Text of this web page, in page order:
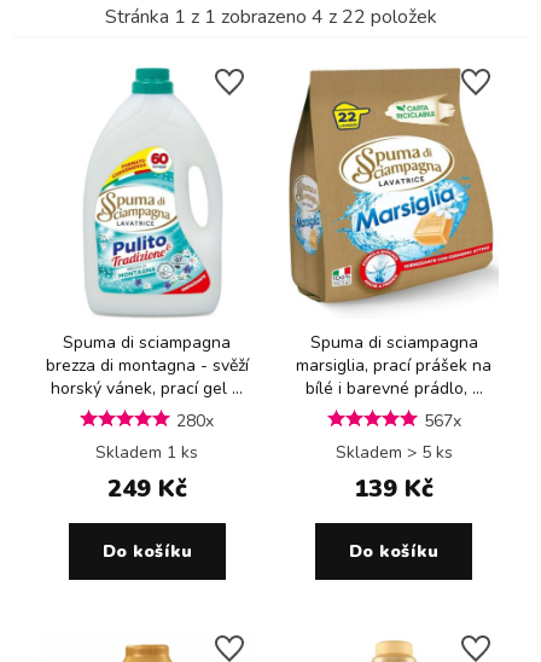
Stránka 1 z 1 zobrazeno 4 z 22 položek
Spuma di sciampagna
brezza di montagna - svěží
horský vánek, prací gel ...
280x
Skladem 1 ks
249 Kč
Do košíku
Spuma di sciampagna
marsiglia, prací prášek na
bílé i barevné prádlo, ...
567x
Skladem > 5 ks
139 Kč
Do košíku